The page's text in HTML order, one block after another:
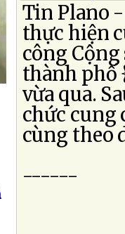
Tin Plano
thực hiện
công
thành phố
vừa qua.
chức cung
cùng theo
------